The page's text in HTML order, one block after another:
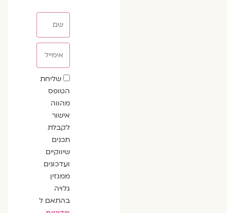
שדה
הסכמה
שליחת
הטופס
מהווה
אישור
לקבלת
תכנים
שיווקיים
ועדכונים
ממגזין
גלויה
בהתאם ל